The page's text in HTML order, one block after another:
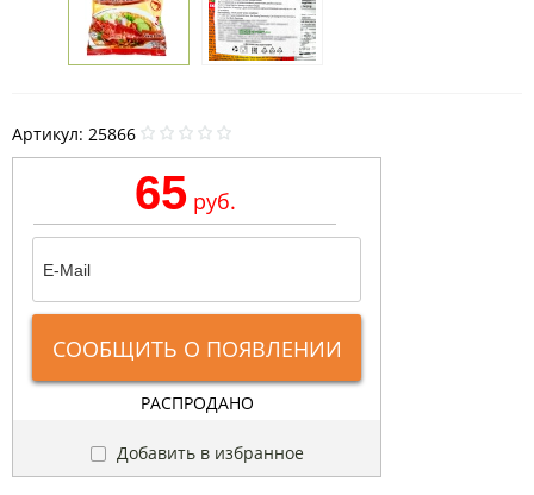
Артикул: 25866
65 руб.
СООБЩИТЬ О ПОЯВЛЕНИИ
РАСПРОДАНО
Добавить в избранное